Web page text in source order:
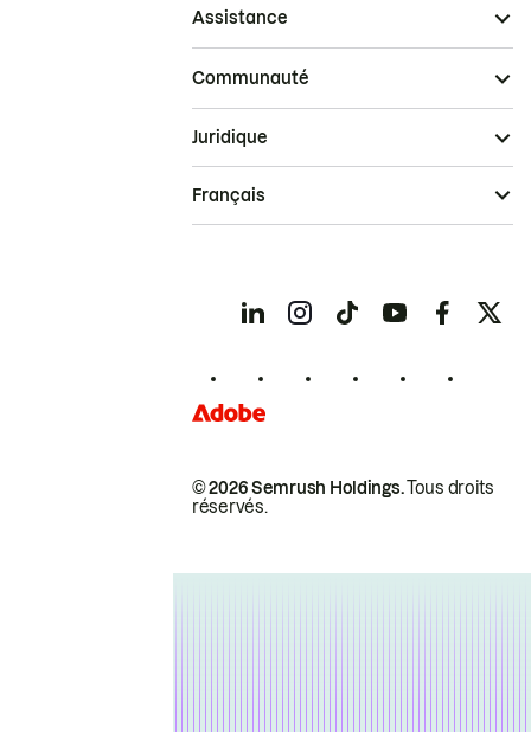
Assistance
Communauté
© 2026 Semrush Holdings.Tous droits
réservés.
Juridique
Français